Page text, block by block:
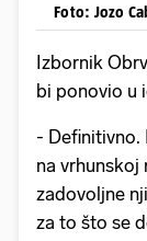
Foto: Jozo
Izbornik
bi ponovio u
- Definitivno.
na vrhunskoj
zadovoljne
za to što se